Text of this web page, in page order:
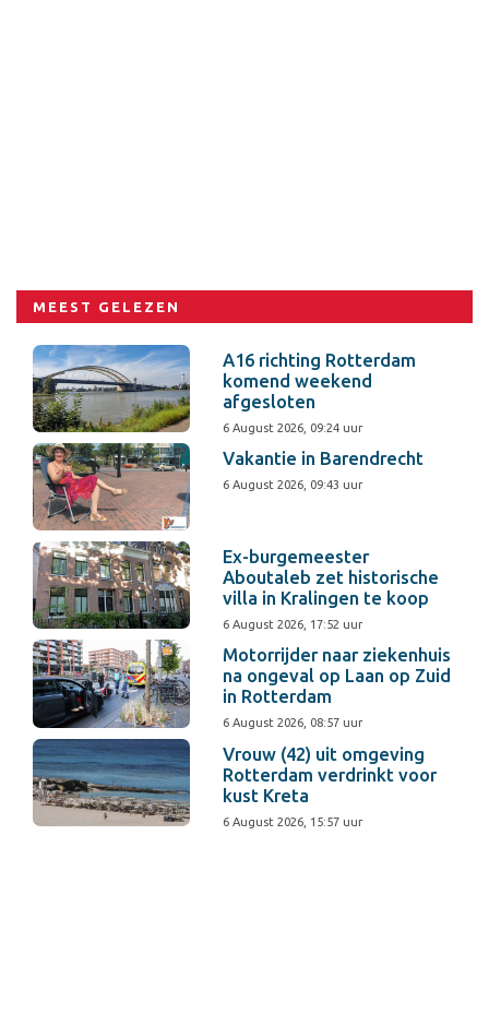
MEEST GELEZEN
A16 richting Rotterdam
komend weekend
afgesloten
6 August 2026, 09:24 uur
Vakantie in Barendrecht
6 August 2026, 09:43 uur
Ex-burgemeester
Aboutaleb zet historische
villa in Kralingen te koop
6 August 2026, 17:52 uur
Motorrijder naar ziekenhuis
na ongeval op Laan op Zuid
in Rotterdam
6 August 2026, 08:57 uur
Vrouw (42) uit omgeving
Rotterdam verdrinkt voor
kust Kreta
6 August 2026, 15:57 uur